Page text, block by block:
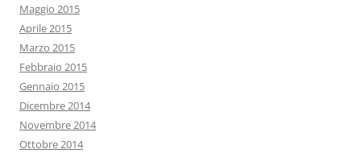
Maggio 2015
Aprile 2015
Marzo 2015
Febbraio 2015
Gennaio 2015
Dicembre 2014
Novembre 2014
Ottobre 2014